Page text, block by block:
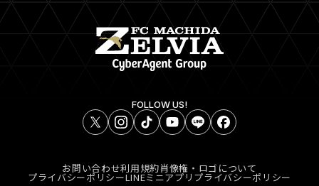
FOLLOW US!
お問い合わせ利用規約肖像権・ロゴについて
プライバシーポリシーLINEミニアプリプライバシーポリシー